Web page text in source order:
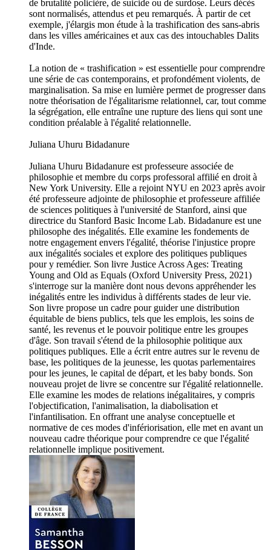
de brutalité policière, de suicide ou de surdose. Leurs décès
sont normalisés, attendus et peu remarqués. À partir de cet
exemple, j'élargis mon étude à la trashification des sans-abris
dans les villes américaines et aux cas des intouchables Dalits
d'Inde.
La notion de « trashification » est essentielle pour comprendre
une série de cas contemporains, et profondément violents, de
marginalisation. Sa mise en lumière permet de progresser dans
notre théorisation de l'égalitarisme relationnel, car, tout comme
la ségrégation, elle entraîne une rupture des liens qui sont une
condition préalable à l'égalité relationnelle.
Juliana Uhuru Bidadanure
Juliana Uhuru Bidadanure est professeure associée de
philosophie et membre du corps professoral affilié en droit à
New York University. Elle a rejoint NYU en 2023 après avoir
été professeure adjointe de philosophie et professeure affiliée
de sciences politiques à l'université de Stanford, ainsi que
directrice du Stanford Basic Income Lab. Bidadanure est une
philosophe des inégalités. Elle examine les fondements de
notre engagement envers l'égalité, théorise l'injustice propre
aux inégalités sociales et explore des politiques publiques
pour y remédier. Son livre Justice Across Ages: Treating
Young and Old as Equals (Oxford University Press, 2021)
s'interroge sur la manière dont nous devons appréhender les
inégalités entre les individus à différents stades de leur vie.
Son livre propose un cadre pour guider une distribution
équitable de biens publics, tels que les emplois, les soins de
santé, les revenus et le pouvoir politique entre les groupes
d'âge. Son travail s'étend de la philosophie politique aux
politiques publiques. Elle a écrit entre autres sur le revenu de
base, les politiques de la jeunesse, les quotas parlementaires
pour les jeunes, le capital de départ, et les baby bonds. Son
nouveau projet de livre se concentre sur l'égalité relationnelle.
Elle examine les modes de relations inégalitaires, y compris
l'objectification, l'animalisation, la diabolisation et
l'infantilisation. En offrant une analyse conceptuelle et
normative de ces modes d'infériorisation, elle met en avant un
nouveau cadre théorique pour comprendre ce que l'égalité
relationnelle implique positivement.